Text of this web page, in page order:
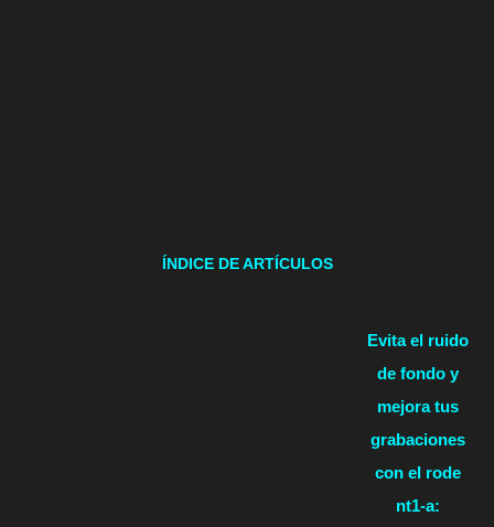
ÍNDICE DE ARTÍCULOS
Evita el ruido
de fondo y
mejora tus
grabaciones
con el rode
nt1-a: